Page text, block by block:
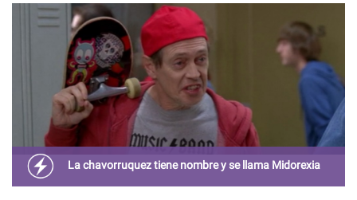
circuito inició el fuego y en pocos minutos, la selva de
plástico con la que fue adornado el local, permitió que el
siniestro se saliera de control.
La chavorruquez tiene nombre y se llama Midorexia